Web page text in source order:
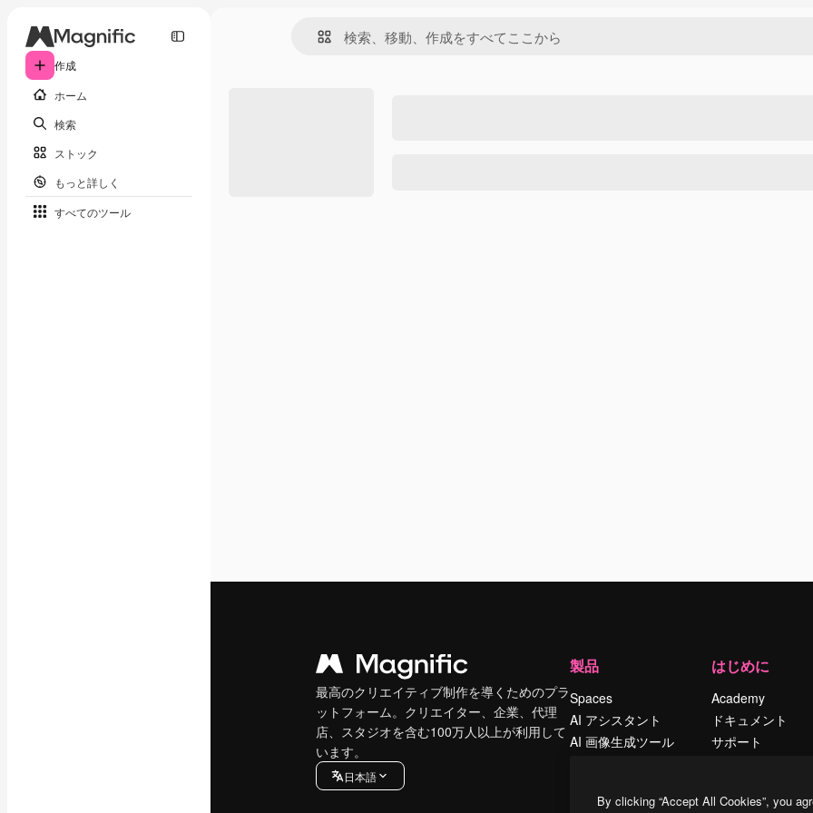
作成
ホーム
検索
ストック
もっと詳しく
すべてのツール
最高のクリエイティブ制作を導くためのプラ
ットフォーム。クリエイター、企業、代理
店、スタジオを含む100万人以上が利用して
います。
日本語
製品
Spaces
AI アシスタント
AI 画像生成ツール
ストックコンテン
はじめに
Academy
ドキュメント
サポート
シー
By clicking “Accept All Cookies”, you